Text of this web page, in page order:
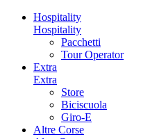
Hospitality
Hospitality
Pacchetti
Tour Operator
Extra
Extra
Store
Biciscuola
Giro-E
Altre Corse